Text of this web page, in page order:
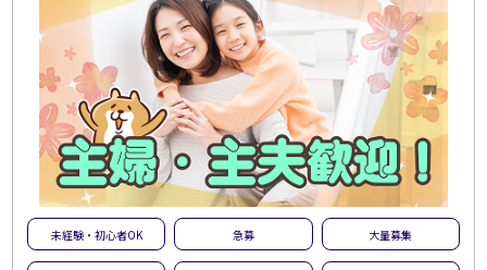
未経験・初心者OK 急募 大量募集